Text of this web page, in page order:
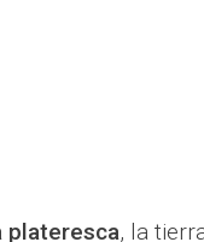
plateresca, la